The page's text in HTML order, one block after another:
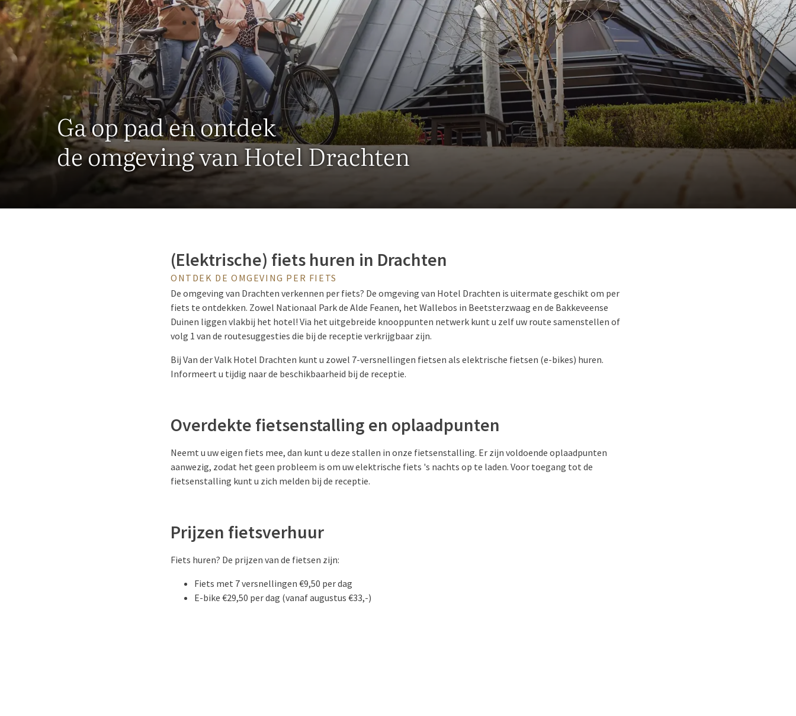
Ga op pad en ontdek
de omgeving van Hotel Drachten
(Elektrische) fiets huren in Drachten
ONTDEK DE OMGEVING PER FIETS
De omgeving van Drachten verkennen per fiets? De omgeving van Hotel Drachten is uitermate geschikt om per
fiets te ontdekken. Zowel Nationaal Park de Alde Feanen, het Wallebos in Beetsterzwaag en de Bakkeveense
Duinen liggen vlakbij het hotel! Via het uitgebreide knooppunten netwerk kunt u zelf uw route samenstellen of
volg 1 van de routesuggesties die bij de receptie verkrijgbaar zijn.
Bij Van der Valk Hotel Drachten kunt u zowel 7-versnellingen fietsen als elektrische fietsen (e-bikes) huren.
Informeert u tijdig naar de beschikbaarheid bij de receptie.
Overdekte fietsenstalling en oplaadpunten
Neemt u uw eigen fiets mee, dan kunt u deze stallen in onze fietsenstalling. Er zijn voldoende oplaadpunten
aanwezig, zodat het geen probleem is om uw elektrische fiets 's nachts op te laden. Voor toegang tot de
fietsenstalling kunt u zich melden bij de receptie.
Prijzen fietsverhuur
Fiets huren? De prijzen van de fietsen zijn:
Fiets met 7 versnellingen €9,50 per dag
E-bike €29,50 per dag (vanaf augustus €33,-)